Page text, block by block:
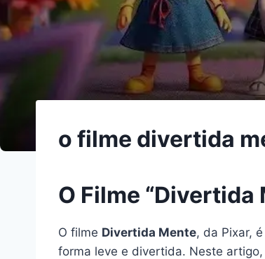
o filme divertida
O Filme
O filme Divertida Mente, da Pixar,
forma leve e divertida. Neste